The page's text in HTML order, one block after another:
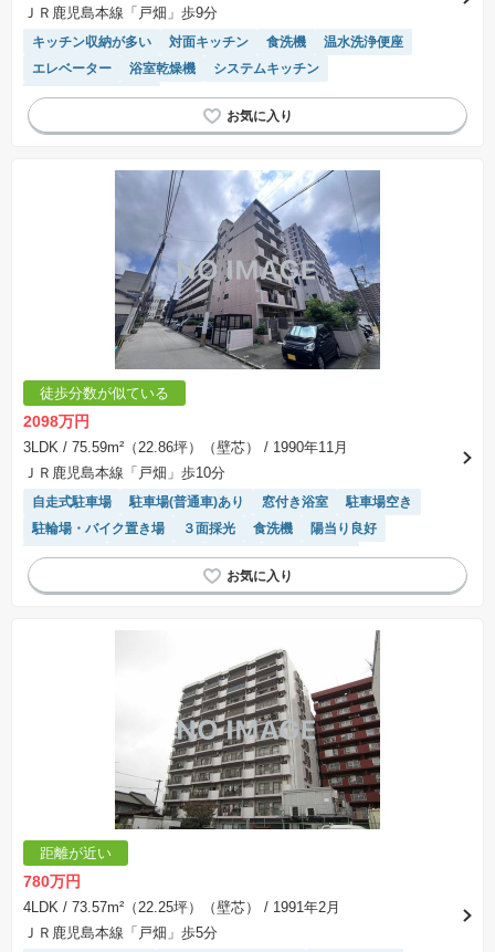
ＪＲ鹿児島本線「戸畑」歩9分
キッチン収納が多い 対面キッチン 食洗機
温水洗浄便座
エレベーター
浴室乾燥機
システムキッチン
リフォーム済み物件
徒歩分数が似ている
2098万円
3LDK / 75.59m²（22.86坪）（壁芯）
/ 1990年11月
ＪＲ鹿児島本線「戸畑」歩10分
自走式駐車場 駐車場(普通車)あり 窓付き浴室
駐車場空き
駐輪場・バイク置き場
３面採光 食洗機
陽当り良好
ペット相談
温水洗浄便座 平坦地
エレベーター
モニター付きインターホン
浴室乾燥機
距離が近い
780万円
4LDK / 73.57m²（22.25坪）（壁芯）
/ 1991年2月
ＪＲ鹿児島本線「戸畑」歩5分